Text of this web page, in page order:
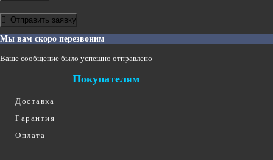
Отправить заявку
Мы вам скоро перезвоним
Ваше сообщение было успешно отправлено
Покупателям
Доставка
Гарантия
Оплата